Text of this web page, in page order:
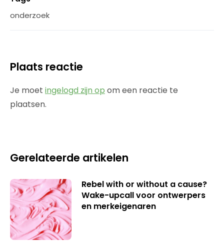
onderzoek
Plaats reactie
Je moet ingelogd zijn op om een reactie te
plaatsen.
Gerelateerde artikelen
Rebel with or without a cause?
Wake-upcall voor ontwerpers
en merkeigenaren